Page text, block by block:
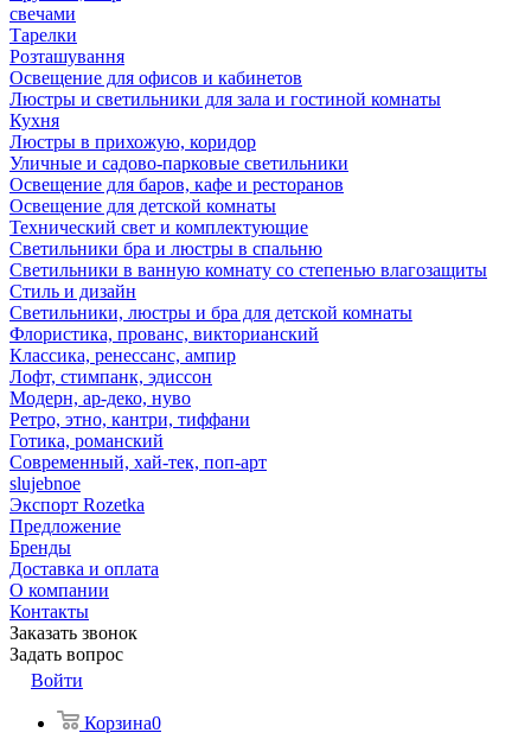
свечами
Тарелки
Розташування
Освещение для офисов и кабинетов
Люстры и светильники для зала и гостиной комнаты
Кухня
Люстры в прихожую, коридор
Уличные и садово-парковые светильники
Освещение для баров, кафе и ресторанов
Освещение для детской комнаты
Технический свет и комплектующие
Светильники бра и люстры в спальню
Светильники в ванную комнату со степенью влагозащиты
Стиль и дизайн
Светильники, люстры и бра для детской комнаты
Флористика, прованс, викторианский
Классика, ренессанс, ампир
Лофт, стимпанк, эдиссон
Модерн, ар-деко, нуво
Ретро, этно, кантри, тиффани
Готика, романский
Современный, хай-тек, поп-арт
slujebnoe
Экспорт Rozetka
Предложение
Бренды
Доставка и оплата
О компании
Контакты
Заказать звонок
Задать вопрос
Войти
Корзина0